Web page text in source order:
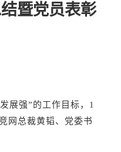
活动 联系方式 抖音
暨党员表彰
展强”的工作目标，1
网总裁黄韬、党委书